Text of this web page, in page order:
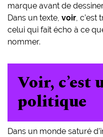
marque avant de
Dans un texte, voir ,
celui qui fait écho à ce
nommer.
Voir, c’est
politique
Dans un monde saturé